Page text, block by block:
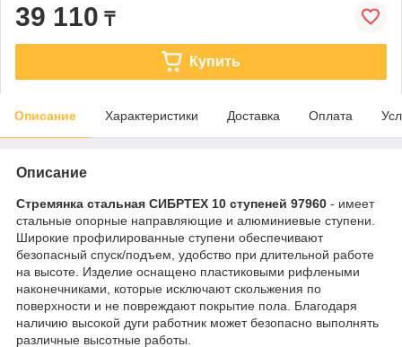
39 110 ₸
Купить
Описание Характеристики Доставка Оплата
Описание
Стремянка стальная СИБРТЕХ 10 ступеней 97960 - имеет
стальные опорные направляющие и алюминиевые ступени.
Широкие профилированные ступени обеспечивают
безопасный спуск/подъем, удобство при длительной работе
на высоте. Изделие оснащено пластиковыми рифлеными
наконечниками, которые исключают скольжения по
поверхности и не повреждают покрытие пола. Благодаря
наличию высокой дуги работник может безопасно выполнять
различные высотные работы.